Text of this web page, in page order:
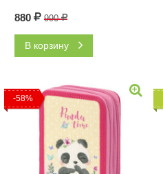
880 Р 990Р
В корзину
-58%